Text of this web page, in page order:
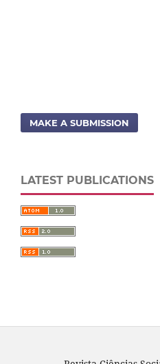
MAKE A SUBMISSION
LATEST PUBLICATIONS